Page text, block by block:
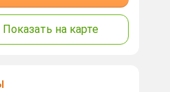
Показать на карте